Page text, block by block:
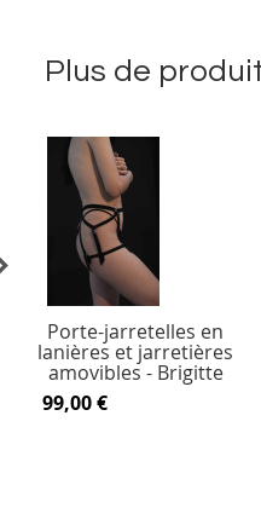
Plus de
Porte-jarretelles en
lanières et jarretières
amovibles - Brigitte
99,00 €